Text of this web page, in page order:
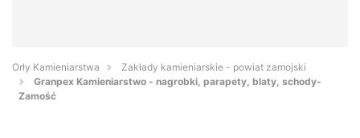
Orły Kamieniarstwa
Zakłady kamieniarskie - powiat zamojski
Granpex Kamieniarstwo - nagrobki, parapety, blaty, schody-
Zamość